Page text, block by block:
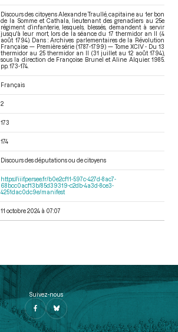
Discours des citoyens Alexandre Traullé, capitaine au 1er bon
de la Somme et Cathala, lieutenant des grenadiers au 25e
régiment d’infanterie, lesquels, blessés, demandent à servir
jusqu'à leur mort, lors de la séance du 17 thermidor an II (4
août 1794). Dans : Archives parlementaires de la Révolution
Française — Première série (1787-1799) — Tome XCIV - Du 13
thermidor au 25 thermidor an II (31 juillet au 12 août 1794),
sous la direction de Françoise Brunel et Aline Alquier. 1985.
pp. 173-174.
Français
2
173
174
Discours des députations ou de citoyens
https://iiif.persee.fr/b0e2cf11-597c-427d-8ac7-
68bcc0acf13b/85d39319-c2db-4a3d-8ce3-
4251dac0dc9e/manifest
11 octobre 2024 à 07:07
Suivez-nous